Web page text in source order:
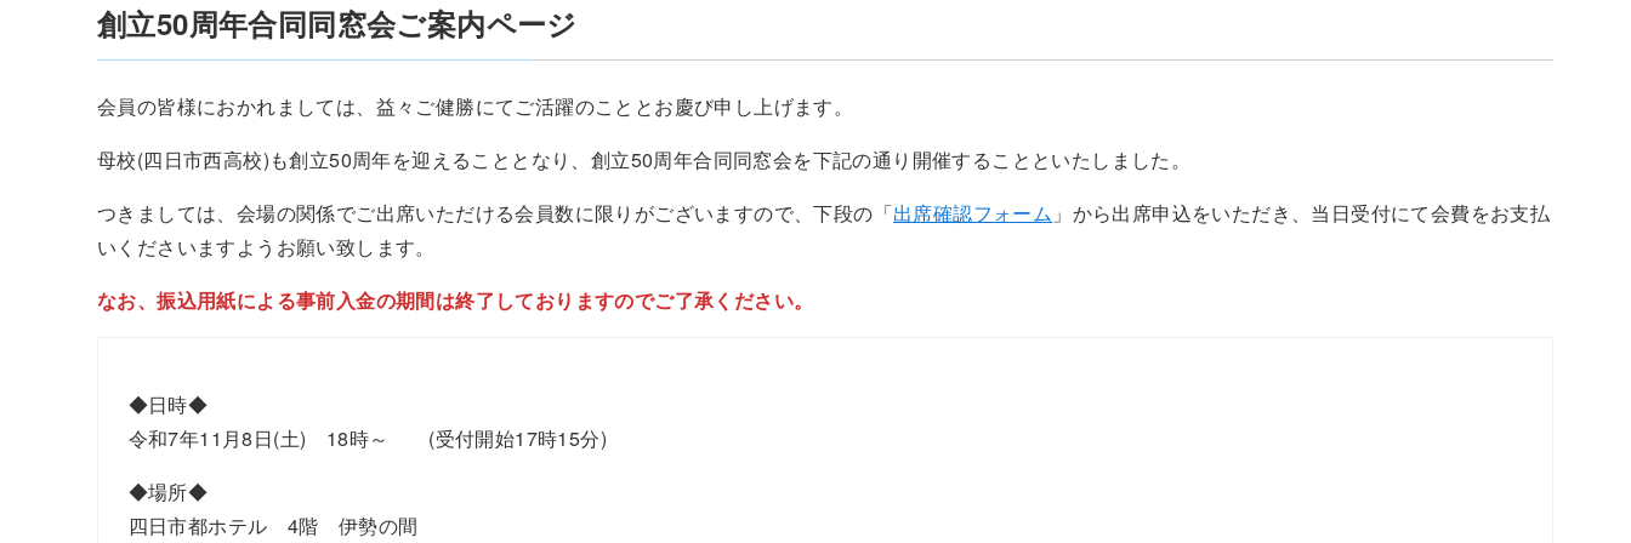
創立50周年合同同窓会ご案内ページ
会員の皆様におかれましては、益々ご健勝にてご活躍のこととお慶び申し上げます。
母校(四日市西高校)も創立50周年を迎えることとなり、創立50周年合同同窓会を下記の通り開催することといたしました。
つきましては、会場の関係でご出席いただける会員数に限りがございますので、下段の「出席確認フォーム 」から出席申込をいただき、当日受付にて会費をお支払
いくださいますようお願い致します。
なお、振込用紙による事前入金の期間は終了しておりますのでご了承ください。
◆日時◆
令和7年11月8日(土) 18時～ (受付開始17時15分)
◆場所◆
四日市都ホテル 4階 伊勢の間